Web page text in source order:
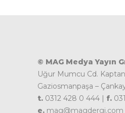
© MAG Medya Yayın
Uğur Mumcu Cd.
Gaziosmanpaşa –
t. 0312 428 0 444 | f.
e. mag@magdergi.com